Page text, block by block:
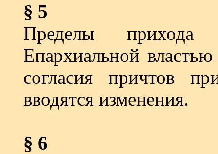
§ 5
Пределы
Епархиальной
согласия причтов
вводятся изменения.
§ 6